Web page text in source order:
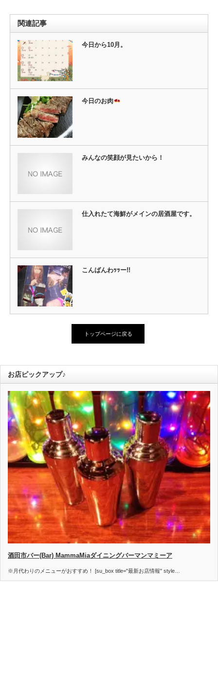
ド
ウ
で
開
き
ま
す)
さ
し
い
ィ
ン
ド
ウ
で
開
ま
す)
関連記事
今日から10月。
今日のお肉
みんなの笑顔が見たいから！
仕入れたて海鮮がメインの居酒屋です。
こんばんわｯｯー!!
トップページに戻る
お店ピックアップ♪
酒田市バー(Bar) MammaMiaダイニングバーマンマミーア
※月代わりのメニューがおすすめ！ [su_box title="最新お店情報" style…